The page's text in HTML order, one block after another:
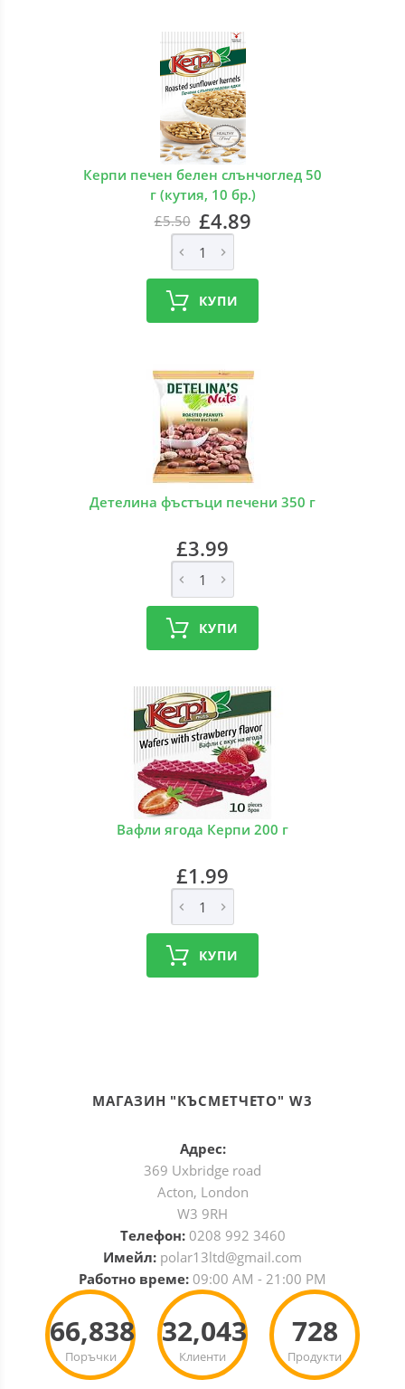
Керпи печен белен слънчоглед 50
г (кутия, 10 бр.)
£5.50 £4.89
КУПИ
Детелина фъстъци печени 350 г
£3.99
КУПИ
Вафли ягода Керпи 200 г
£1.99
КУПИ
МАГАЗИН "КЪСМЕТЧЕТО" W3
Адрес:
369 Uxbridge road
Acton, London
W3 9RH
Телефон: 0208 992 3460
Имейл: polar13ltd@gmail.com
Работно време: 09:00 AM - 21:00 PM
Поръчки
66,838
Клиенти
32,043
Продукти
728